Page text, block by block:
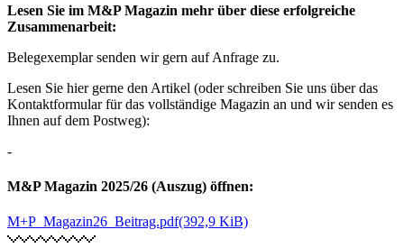
Lesen Sie im M&P Magazin mehr über diese erfolgreiche
Zusammenarbeit:
Belegexemplar senden wir gern auf Anfrage zu.
Lesen Sie hier gerne den Artikel (oder schreiben Sie uns über das
Kontaktformular für das vollständige Magazin an und wir senden es
Ihnen auf dem Postweg):
-
M&P Magazin 2025/26 (Auszug) öffnen:
M+P_Magazin26_Beitrag.pdf(392,9 KiB)